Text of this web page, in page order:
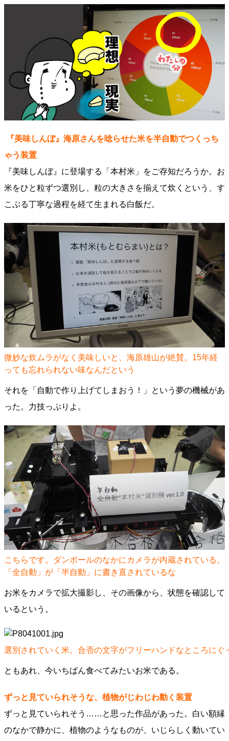
『美味しんぼ』海原さんを唸らせた米を半自動でつくっち
ゃう装置
『美味しんぼ』に登場する「本村米」をご存知だろうか。お
米をひと粒ずつ選別し、粒の大きさを揃えて炊くという、す
こぶる丁寧な過程を経て生まれる白飯だ。
微妙な炊ムラがなく美味しいと、海原雄山が絶賛。15年経
っても忘れられない味なんだという
それを「自動で作り上げてしまおう！」という夢の機械があ
った。力技っぷりよ。
こちらです。ダンボールのなかにカメラが内蔵されている。
「全自動」が「半自動」に書き直されているな
お米をカメラで拡大撮影し、その画像から、状態を確認して
いるという。
選別されていく米。合否の文字がフリーハンドなところにぐ
ともあれ、今いちばん食べてみたいお米である。
ずっと見ていられそうな、植物がじわじわ動く装置
ずっと見ていられそう……と思った作品があった。白い額縁
のなかで静かに、植物のようなものが、いじらしく動いてい